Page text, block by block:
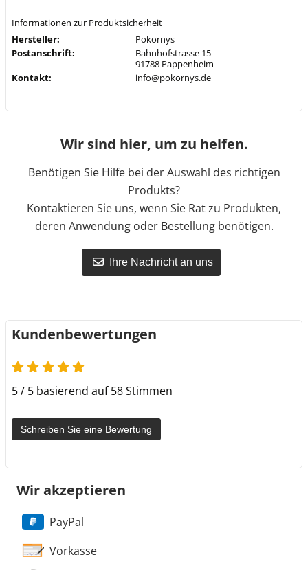
Informationen zur Produktsicherheit
Hersteller:
Pokornys
Postanschrift:
Bahnhofstrasse 15
91788 Pappenheim
Kontakt:
info@pokornys.de
Wir sind hier, um zu helfen.
Benötigen Sie Hilfe bei der Auswahl des richtigen
Produkts?
Kontaktieren Sie uns, wenn Sie Rat zu Produkten,
deren Anwendung oder Bestellung benötigen.
Ihre Nachricht an uns
Kundenbewertungen
5 / 5 basierend auf 58 Stimmen
Schreiben Sie eine Bewertung
Wir akzeptieren
PayPal
Vorkasse